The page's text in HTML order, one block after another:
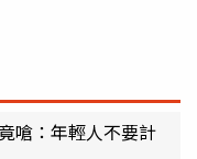
嗆：年輕人不要計